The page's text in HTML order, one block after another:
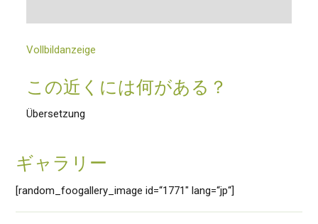
Vollbildanzeige
この近くには何がある？
Übersetzung
ギャラリー
[random_foogallery_image id=“1771″ lang=“jp“]